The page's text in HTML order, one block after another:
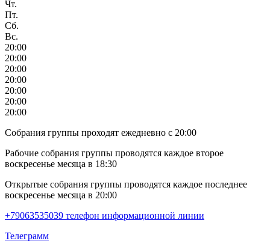
Чт.
Пт.
Сб.
Вс.
20:00
20:00
20:00
20:00
20:00
20:00
20:00
Собрания группы проходят ежедневно с 20:00
Рабочие собрания группы проводятся каждое второе
воскресенье месяца в 18:30
Открытые собрания группы проводятся каждое последнее
воскресенье месяца в 20:00
+79063535039 телефон информационной линии
Телеграмм